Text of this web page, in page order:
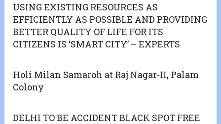
USING EXISTING RESOURCES AS
EFFICIENTLY AS POSSIBLE AND PROVIDING
BETTER QUALITY OF LIFE FOR ITS
CITIZENS IS ‘SMART CITY’ – EXPERTS
Holi Milan Samaroh at Raj Nagar-II, Palam
Colony
DELHI TO BE ACCIDENT BLACK SPOT FREE